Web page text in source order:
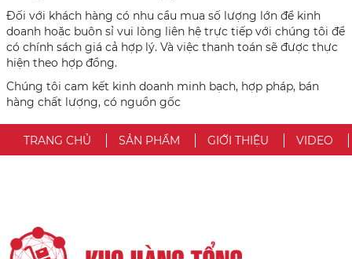
Đối với khách hàng có nhu cầu mua số lượng lớn để kinh
doanh hoặc buôn sỉ vui lòng liên hệ trực tiếp với chúng tôi để
có chính sách giá cả hợp lý. Và việc thanh toán sẽ được thực
hiện theo hợp đồng.
Chúng tôi cam kết kinh doanh minh bạch, hợp pháp, bán
hàng chất lượng, có nguồn gốc
TRANG CHỦ SẢN PHẨM GIỚI THIỆU VIDEO